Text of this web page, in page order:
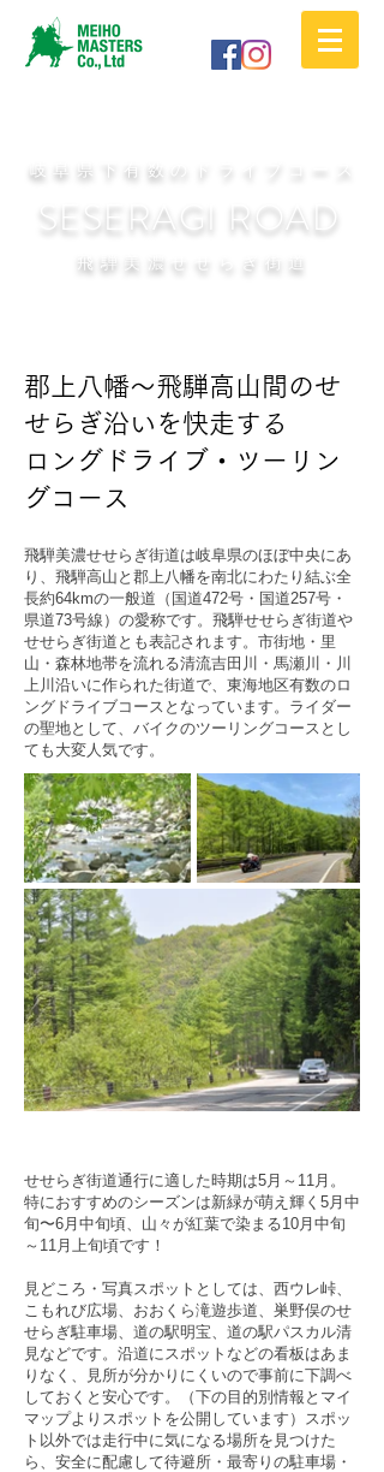
​岐阜県下有数のドライブコース
SESERAGI ROAD
​飛騨美濃せせらぎ街道
郡上八幡～飛騨高山間のせ
せらぎ沿いを快走する
ロングドライブ・ツーリン
グコース
飛騨美濃せせらぎ街道は岐阜県のほぼ中央にあ
り、飛騨高山と郡上八幡を南北にわたり結ぶ全
長約64kmの一般道（国道472号・国道257号・
県道73号線）の愛称です。飛騨せせらぎ街道や
せせらぎ街道とも表記されます。市街地・里
山・森林地帯を流れる清流吉田川・馬瀬川・川
上川沿いに作られた街道で、東海地区有数のロ
ングドライブコースとなっています。ライダー
の聖地として、バイクのツーリングコースとし
ても大変人気です。
せせらぎ街道通行に適した時期は5月～11月。
特におすすめのシーズンは新緑が萌え輝く5月中
旬〜6月中旬頃、山々が紅葉で染まる10月中旬
～11月上旬頃です！
見どころ・写真スポットとしては、西ウレ峠、
こもれび広場、おおくら滝遊歩道、巣野俣のせ
せらぎ駐車場、道の駅明宝、道の駅パスカル清
見などです。沿道にスポットなどの看板はあま
りなく、見所が分かりにくいので事前に下調べ
しておくと安心です。（下の目的別情報とマイ
マップよりスポットを公開しています）
スポッ
ト以外では走行中に気になる場所を見つけた
ら、安全に配慮して待避所・最寄りの駐車場・